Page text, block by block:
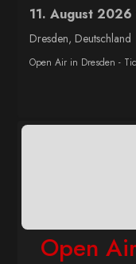
11. August 2026
Dresden, Deutschland
Open Air in Dresden -
Open